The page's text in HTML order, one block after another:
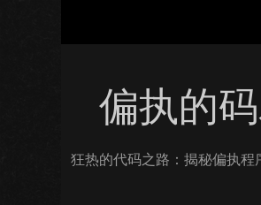
偏执的
狂热的代码之路：揭秘偏执程